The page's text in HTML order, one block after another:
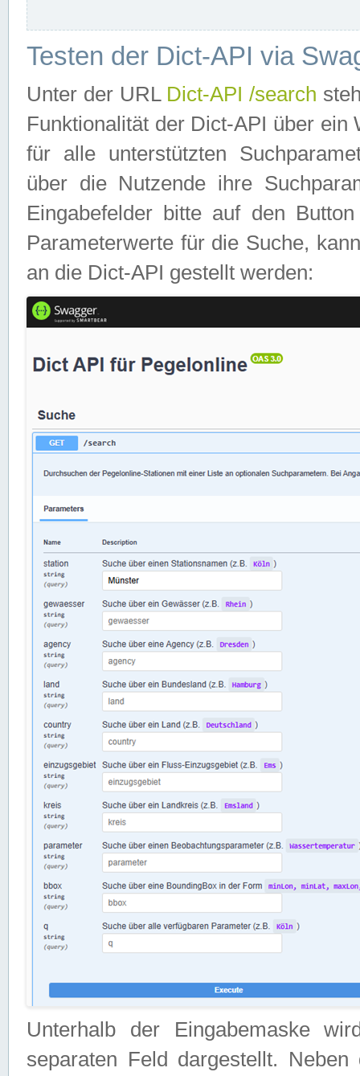
Testen der Dict-API via
Unter der URL Dict-API /search
Funktionalität der Dict-API über
für alle unterstützten
über die Nutzende ihre
Eingabefelder bitte auf den
Parameterwerte für die Suche,
an die Dict-API gestellt werden:
Unterhalb der Eingabemaske
separaten Feld dargestellt.